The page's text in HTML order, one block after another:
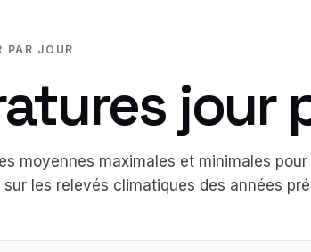
PAR JOUR
jour
moyennes maximales et minimales
sur les relevés climatiques des années